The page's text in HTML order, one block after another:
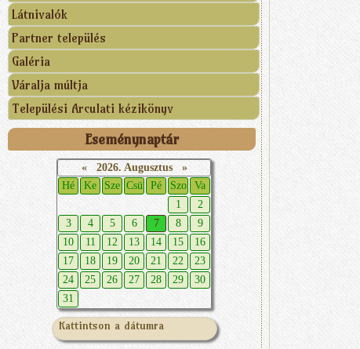
Látnivalók
Partner település
Galéria
Váralja múltja
Települési Arculati kézikönyv
Eseménynaptár
« 2026. Augusztus
»
Hé
Ke Sze Csü Pé Szo
Va
1
2
3
4 5 6 7 8
9
10
11 12 13 14 15
16
17
18 19 20 21 22
23
24
25 26 27 28 29
30
31
Kattintson a dátumra